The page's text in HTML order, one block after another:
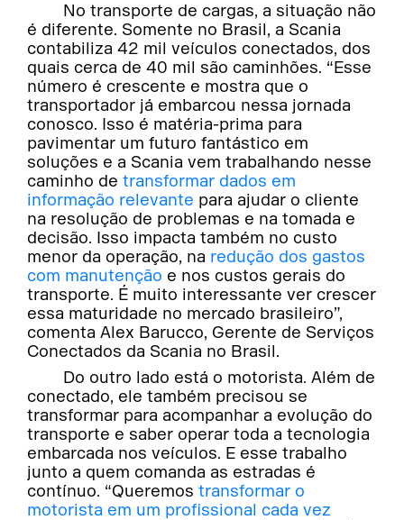
No transporte de cargas, a situação não
é diferente. Somente no Brasil, a Scania
contabiliza 42 mil veículos conectados, dos
quais cerca de 40 mil são caminhões. “Esse
número é crescente e mostra que o
transportador já embarcou nessa jornada
conosco. Isso é matéria-prima para
pavimentar um futuro fantástico em
soluções e a Scania vem trabalhando nesse
caminho detransformar dados em
informação relevante para ajudar o cliente
na resolução de problemas e na tomada e
decisão. Isso impacta também no custo
menor da operação, na redução dos gastos
com manutenção e nos custos gerais do
transporte. É muito interessante ver crescer
essa maturidade no mercado brasileiro”,
comenta Alex Barucco, Gerente de Serviços
Conectados da Scania no Brasil.
Do outro lado está o motorista. Além de
conectado, ele também precisou se
transformar para acompanhar a evolução do
transporte e saber operar toda a tecnologia
embarcada nos veículos. E esse trabalho
junto a quem comanda as estradas é
contínuo. “Queremostransformar o
motorista em um profissional cada vez